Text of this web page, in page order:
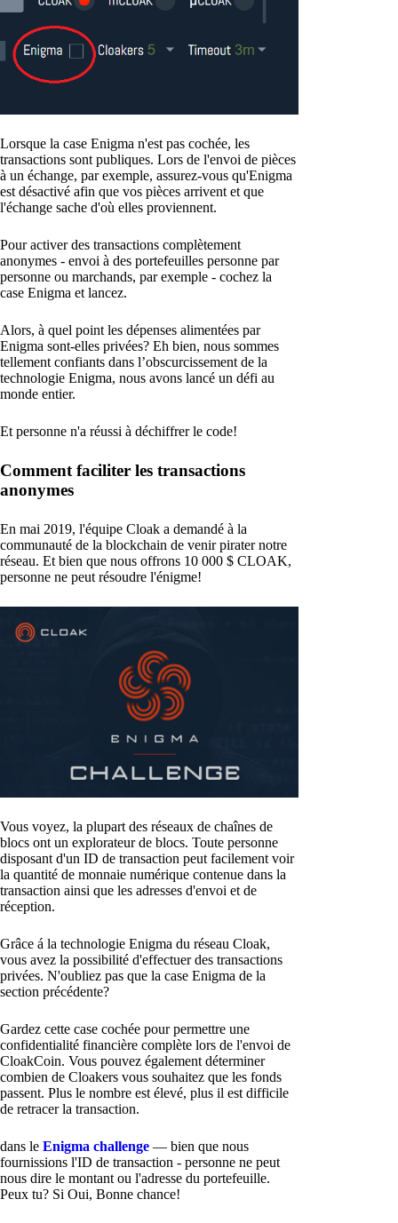
Lorsque la case Enigma n'est pas cochée, les
transactions sont publiques. Lors de l'envoi de pièces
à un échange, par exemple, assurez-vous qu'Enigma
est désactivé afin que vos pièces arrivent et que
l'échange sache d'où elles proviennent.
Pour activer des transactions complètement
anonymes - envoi à des portefeuilles personne par
personne ou marchands, par exemple - cochez la
case Enigma et lancez.
Alors, à quel point les dépenses alimentées par
Enigma sont-elles privées? Eh bien, nous sommes
tellement confiants dans l’obscurcissement de la
technologie Enigma, nous avons lancé un défi au
monde entier.
Et personne n'a réussi à déchiffrer le code!
Comment faciliter les transactions
anonymes
En mai 2019, l'équipe Cloak a demandé à la
communauté de la blockchain de venir pirater notre
réseau. Et bien que nous offrons 10 000 $ CLOAK,
personne ne peut résoudre l'énigme!
Vous voyez, la plupart des réseaux de chaînes de
blocs ont un explorateur de blocs. Toute personne
disposant d'un ID de transaction peut facilement voir
la quantité de monnaie numérique contenue dans la
transaction ainsi que les adresses d'envoi et de
réception.
Grâce á la technologie Enigma du réseau Cloak,
vous avez la possibilité d'effectuer des transactions
privées. N'oubliez pas que la case Enigma de la
section précédente?
Gardez cette case cochée pour permettre une
confidentialité financière complète lors de l'envoi de
CloakCoin. Vous pouvez également déterminer
combien de Cloakers vous souhaitez que les fonds
passent. Plus le nombre est élevé, plus il est difficile
de retracer la transaction.
dans le Enigma challenge — bien que nous
fournissions l'ID de transaction - personne ne peut
nous dire le montant ou l'adresse du portefeuille.
Peux tu? Si Oui, Bonne chance!